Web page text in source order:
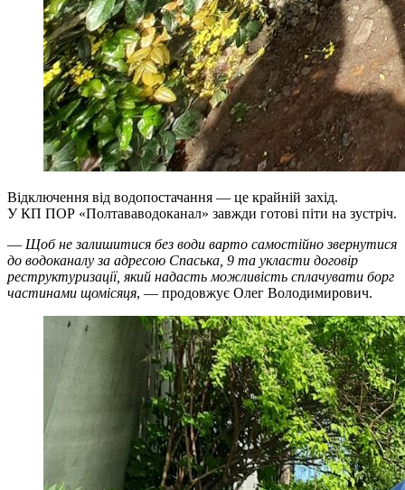
Відключення від водопостачання — це крайній захід.
У КП ПОР «Полтававодоканал» завжди готові піти на зустріч.
— Щоб не залишитися без води варто самостійно звернутися
до водоканалу за адресою Спаська, 9 та укласти договір
реструктуризації, який надасть можливість сплачувати борг
частинами щомісяця, — продовжує Олег Володимирович.